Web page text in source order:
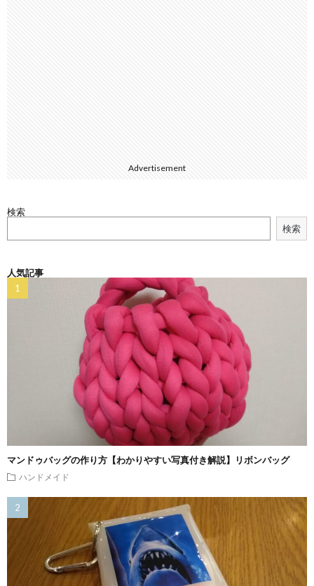
Advertisement
検索
検索
人気記事
マンドゥバッグの作り方【わかりやすい写真付き解説】リボンバッグ
ハンドメイド